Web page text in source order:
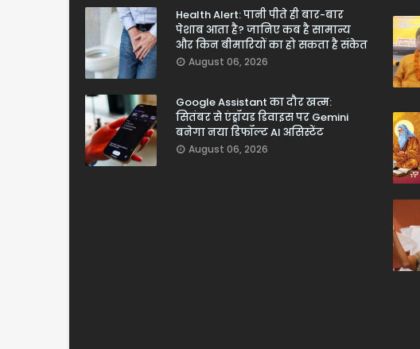
Health Alert: पानी पीते ही बार-बार
पेशाब आता है? जानिए कब है सामान्य
और किन बीमारियों का हो सकता है संकेत
August 06, 2026
Google Assistant का दौर खत्म:
सितंबर से एंड्रॉयड डिवाइस पर Gemini
बनेगा नया डिफॉल्ट AI असिस्टेंट
August 06, 2026